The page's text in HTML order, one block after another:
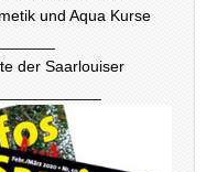
und Aqua Kurse
der Saarlouiser